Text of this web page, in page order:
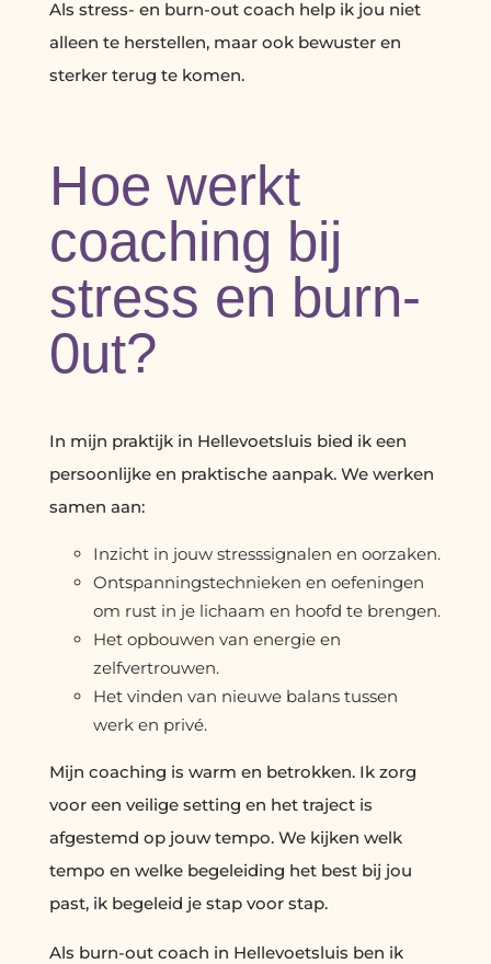
Als stress- en burn-out coach help ik jou niet
alleen te herstellen, maar ook bewuster en
sterker terug te komen.
Hoe werkt
coaching bij
stress en burn-
0ut?
In mijn praktijk in Hellevoetsluis bied ik een
persoonlijke en praktische aanpak. We werken
samen aan:
Inzicht in jouw stresssignalen en oorzaken.
Ontspanningstechnieken en oefeningen
om rust in je lichaam en hoofd te brengen.
Het opbouwen van energie en
zelfvertrouwen.
Het vinden van nieuwe balans tussen
werk en privé.
Mijn coaching is warm en betrokken. Ik zorg
voor een veilige setting en het traject is
afgestemd op jouw tempo. We kijken welk
tempo en welke begeleiding het best bij jou
past, ik begeleid je stap voor stap.
Als burn-out coach in Hellevoetsluis ben ik